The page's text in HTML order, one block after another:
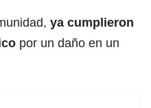
ya cumplieron
por un daño en un